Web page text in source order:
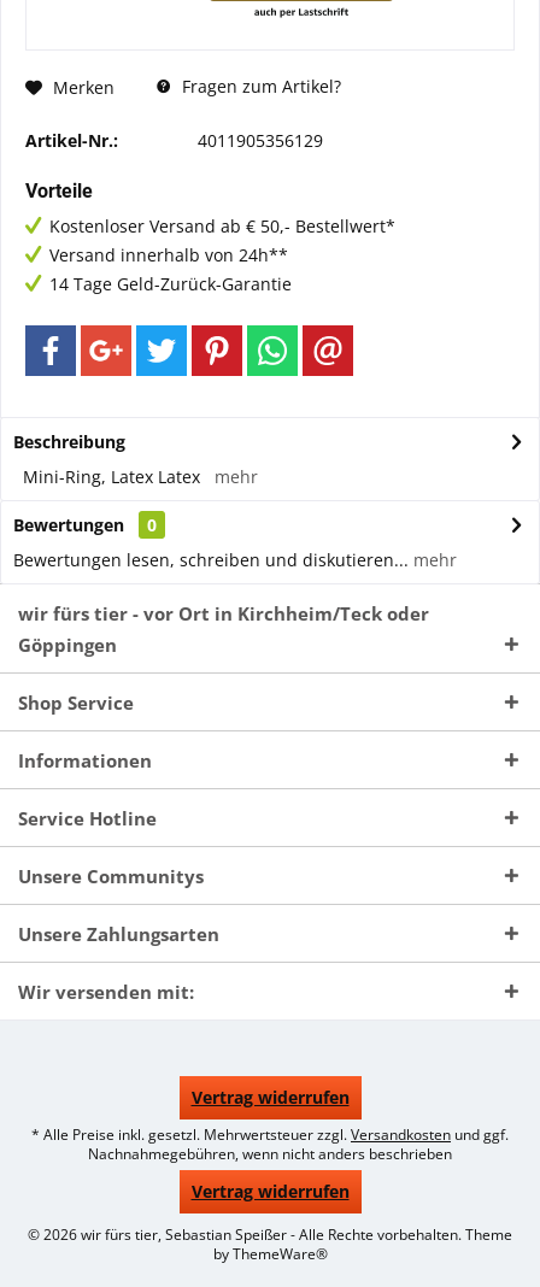
Merken Fragen zum Artikel?
Artikel-Nr.: 4011905356129
Vorteile
Kostenloser Versand ab € 50,- Bestellwert*
Versand innerhalb von 24h**
14 Tage Geld-Zurück-Garantie
Beschreibung
Mini-Ring, Latex Latex mehr
Bewertungen
0
Bewertungen lesen, schreiben und diskutieren... mehr
wir fürs tier - vor Ort in Kirchheim/Teck oder
Göppingen
Shop Service
Informationen
Service Hotline
Unsere Communitys
Unsere Zahlungsarten
Wir versenden mit:
Vertrag widerrufen
* Alle Preise inkl. gesetzl. Mehrwertsteuer zzgl.Versandkosten und ggf.
Nachnahmegebühren, wenn nicht anders beschrieben
Vertrag widerrufen
© 2026 wir fürs tier, Sebastian Speißer - Alle Rechte vorbehalten. Theme
byThemeWare®